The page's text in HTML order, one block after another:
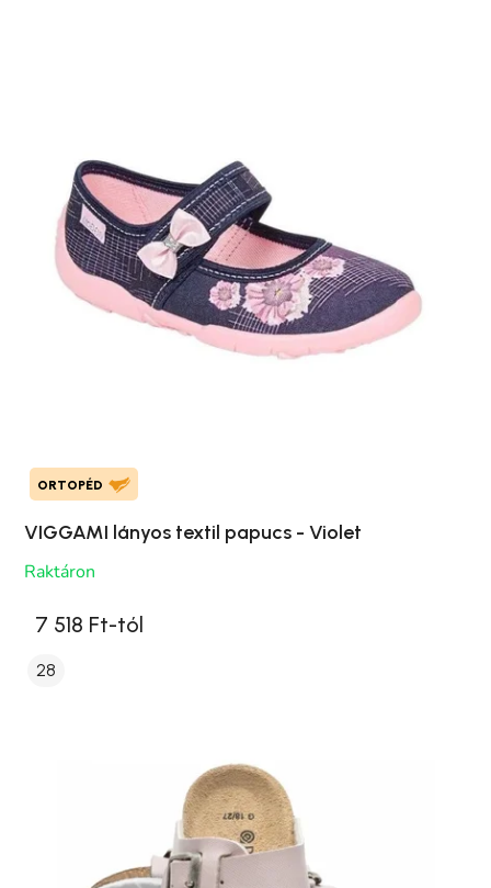
ORTOPÉD
VIGGAMI lányos textil papucs - Violet
Raktáron
7 518 Ft-tól
28